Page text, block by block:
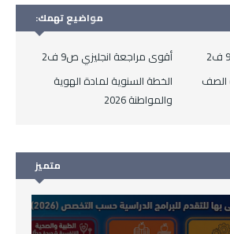
مواضيع تهمك:
أقوى مراجعة انجليزي ص9 ف2
الخطة السنوية لمادة الهوية
والمواطنة 2026
الصف
متميز